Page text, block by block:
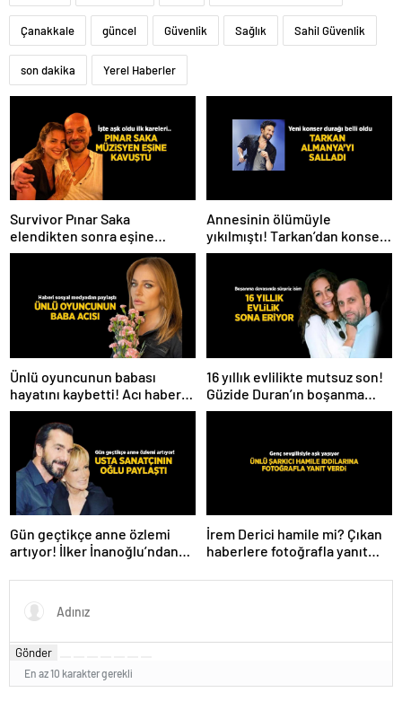
Çanakkale güncel Güvenlik Sağlık Sahil Güvenlik
son dakika Yerel Haberler
Survivor Pınar Saka
elendikten sonra eşine
kavuştu! Aşk dolu fotoğrafını
Instagram’dan paylaştı
Annesinin ölümüyle
yıkılmıştı! Tarkan’dan konser
paylaşımı
Ünlü oyuncunun babası
hayatını kaybetti! Acı haberi
sosyal medyadan duyurdu
16 yıllık evlilikte mutsuz son!
Güzide Duran’ın boşanma
davasında sürpriz isim tanık
Gün geçtikçe anne özlemi
artıyor! İlker İnanoğlu’ndan
İrem Derici hamile mi? Çıkan
haberlere fotoğrafla yanıt
Gönder
En az 10 karakter gerekli